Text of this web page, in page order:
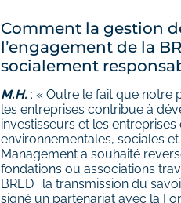
Comment la gestion
l’engagement de la
socialement
M.H. : « Outre le fait que notre
les entreprises contribue à
investisseurs et les
environnementales, sociales
Management a souhaité
fondations ou associations
BRED : la transmission du
signé un partenariat avec la